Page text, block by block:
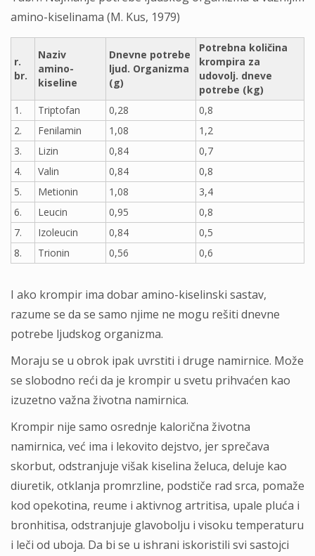
amino-kiselinama (M. Kus, 1979)
r.
br.
Naziv
amino-
kiseline
Dnevne potrebe
ljud. Organizma
(g)
Potrebna količina
krompira za
udovolj. dneve
potrebe (kg)
1.
Triptofan 0,28
0,8
2.
Fenilamin 1,08
1,2
3.
Lizin 0,84
0,7
4.
Valin 0,84
0,8
5.
Metionin 1,08
3,4
6.
Leucin 0,95
0,8
7.
Izoleucin 0,84
0,5
8.
Trionin 0,56 0,6
I ako krompir ima dobar amino-kiselinski sastav,
razume se da se samo njime ne mogu rešiti dnevne
potrebe ljudskog organizma.
Moraju se u obrok ipak uvrstiti i druge namirnice. Može
se slobodno reći da je krompir u svetu prihvaćen kao
izuzetno važna životna namirnica.
Krompir nije samo osrednje kalorična životna
namirnica, već ima i lekovito dejstvo, jer sprečava
skorbut, odstranjuje višak kiselina želuca, deluje kao
diuretik, otklanja promrzline, podstiče rad srca, pomaže
kod opekotina, reume i aktivnog artritisa, upale pluća i
bronhitisa, odstranjuje glavobolju i visoku temperaturu
i leči od uboja. Da bi se u ishrani iskoristili svi sastojci